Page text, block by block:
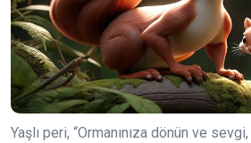
Yaşlı peri, “Ormanınıza dönün ve